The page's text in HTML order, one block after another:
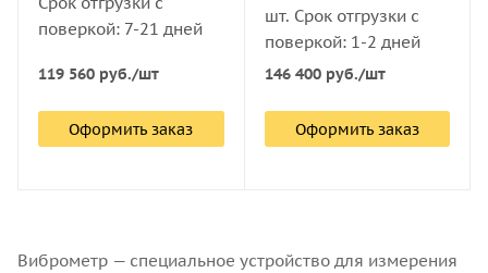
поверкой: 7-21 дней
119 560 руб./шт
Оформить заказ
шт. Срок отгрузки с
поверкой: 1-2 дней
146 400руб./шт
Оформить заказ
Виброметр — специальное устройство для измерения